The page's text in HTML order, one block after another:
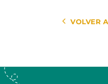
VOLVER